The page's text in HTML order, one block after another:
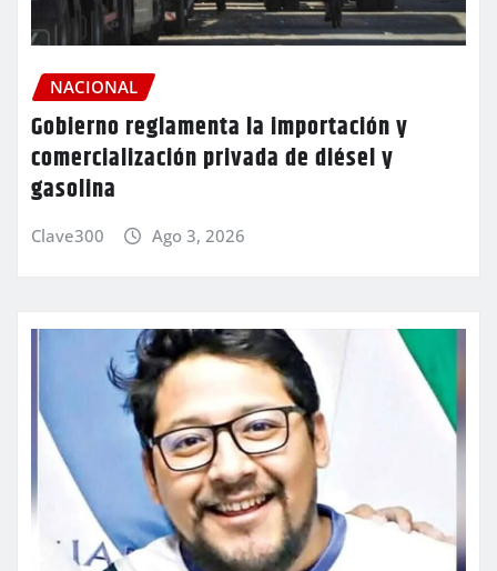
NACIONAL
Gobierno reglamenta la importación y
comercialización privada de diésel y
gasolina
Clave300 Ago 3, 2026